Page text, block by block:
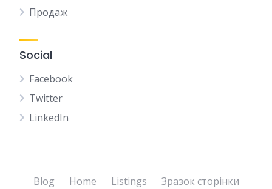
Продаж
Social
Facebook
Twitter
LinkedIn
Blog Home Listings Зразок сторінки